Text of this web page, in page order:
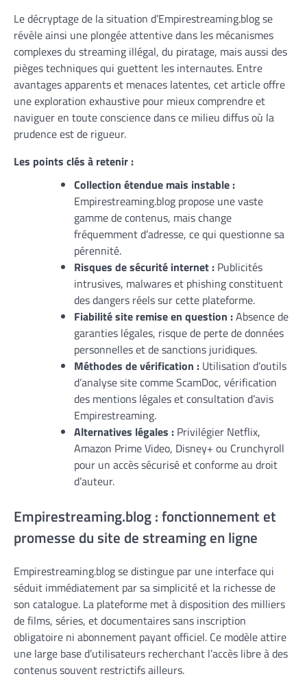
Le décryptage de la situation d’Empirestreaming.blog se
révèle ainsi une plongée attentive dans les mécanismes
complexes du streaming illégal, du piratage, mais aussi des
pièges techniques qui guettent les internautes. Entre
avantages apparents et menaces latentes, cet article offre
une exploration exhaustive pour mieux comprendre et
naviguer en toute conscience dans ce milieu diffus où la
prudence est de rigueur.
Les points clés à retenir :
Collection étendue mais instable :
Empirestreaming.blog propose une vaste
gamme de contenus, mais change
fréquemment d’adresse, ce qui questionne sa
pérennité.
Risques de sécurité internet : Publicités
intrusives, malwares et phishing constituent
des dangers réels sur cette plateforme.
Fiabilité site remise en question :Absence de
garanties légales, risque de perte de données
personnelles et de sanctions juridiques.
Méthodes de vérification : Utilisation d’outils
d’analyse site comme ScamDoc, vérification
des mentions légales et consultation d’avis
Empirestreaming.
Alternatives légales : Privilégier Netflix,
Amazon Prime Video, Disney+ ou Crunchyroll
pour un accès sécurisé et conforme au droit
d’auteur.
Empirestreaming.blog : fonctionnement et
promesse du site de streaming en ligne
Empirestreaming.blog se distingue par une interface qui
séduit immédiatement par sa simplicité et la richesse de
son catalogue. La plateforme met à disposition des milliers
de films, séries, et documentaires sans inscription
obligatoire ni abonnement payant officiel. Ce modèle attire
une large base d’utilisateurs recherchant l’accès libre à des
contenus souvent restrictifs ailleurs.